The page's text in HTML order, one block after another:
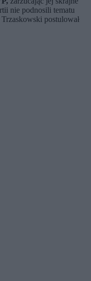
nie podnosili tematu
postulował